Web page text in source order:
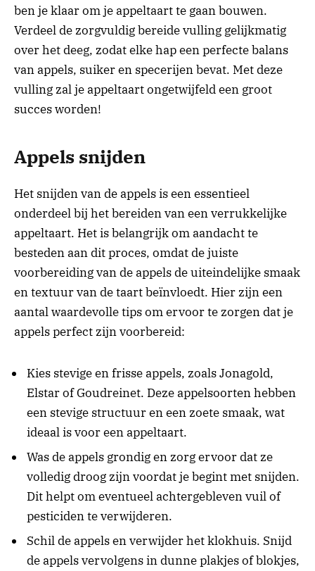
ben je klaar om je appeltaart te gaan bouwen.
Verdeel de zorgvuldig bereide vulling gelijkmatig
over het deeg, zodat elke hap een perfecte balans
van appels, suiker en specerijen bevat. Met deze
vulling zal je appeltaart ongetwijfeld een groot
succes worden!
Appels snijden
Het snijden van de appels is een essentieel
onderdeel bij het bereiden van een verrukkelijke
appeltaart. Het is belangrijk om aandacht te
besteden aan dit proces, omdat de juiste
voorbereiding van de appels de uiteindelijke smaak
en textuur van de taart beïnvloedt. Hier zijn een
aantal waardevolle tips om ervoor te zorgen dat je
appels perfect zijn voorbereid:
Kies stevige en frisse appels, zoals Jonagold,
Elstar of Goudreinet. Deze appelsoorten hebben
een stevige structuur en een zoete smaak, wat
ideaal is voor een appeltaart.
Was de appels grondig en zorg ervoor dat ze
volledig droog zijn voordat je begint met snijden.
Dit helpt om eventueel achtergebleven vuil of
pesticiden te verwijderen.
Schil de appels en verwijder het klokhuis. Snijd
de appels vervolgens in dunne plakjes of blokjes,